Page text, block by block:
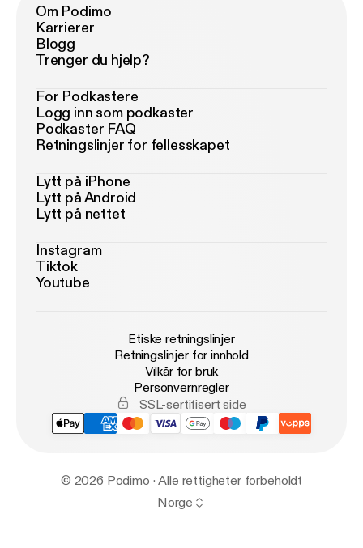
Om Podimo
Karrierer
Blogg
Trenger du hjelp?
For Podkastere
Logg inn som podkaster
Podkaster FAQ
Retningslinjer for fellesskapet
Lytt på iPhone
Lytt på Android
Lytt på nettet
Instagram
Tiktok
Youtube
Etiske retningslinjer
Retningslinjer for innhold
Vilkår for bruk
Personvernregler
SSL-sertifisert side
© 2026 Podimo · Alle rettigheter forbeholdt
Norge